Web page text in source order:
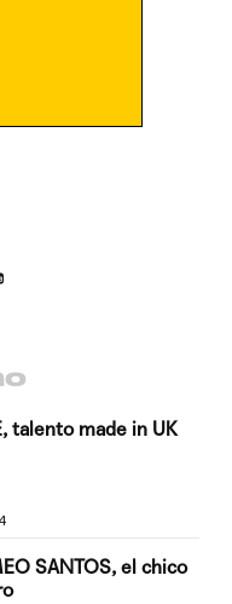
talento made in UK
SANTOS, el chico